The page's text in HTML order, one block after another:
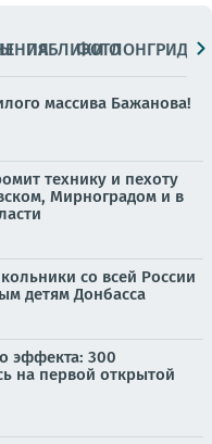
ПАБЛИКИ
ФОТОЛОНГРИДЫ
массива Бажанова!
технику и пехоту
Мирноградом и в
со всей России
детям Донбасса
эффекта: 300
на первой открытой